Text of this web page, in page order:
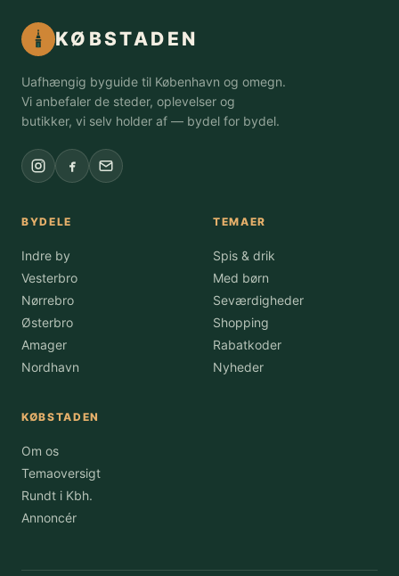
KØBSTADEN
Uafhængig byguide til København og omegn.
Vi anbefaler de steder, oplevelser og
butikker, vi selv holder af — bydel for bydel.
BYDELE
Indre by
Vesterbro
Nørrebro
Østerbro
Amager
Nordhavn
TEMAER
Spis & drik
Med børn
Seværdigheder
Shopping
Rabatkoder
Nyheder
KØBSTADEN
Om os
Temaoversigt
Rundt i Kbh.
Annoncér